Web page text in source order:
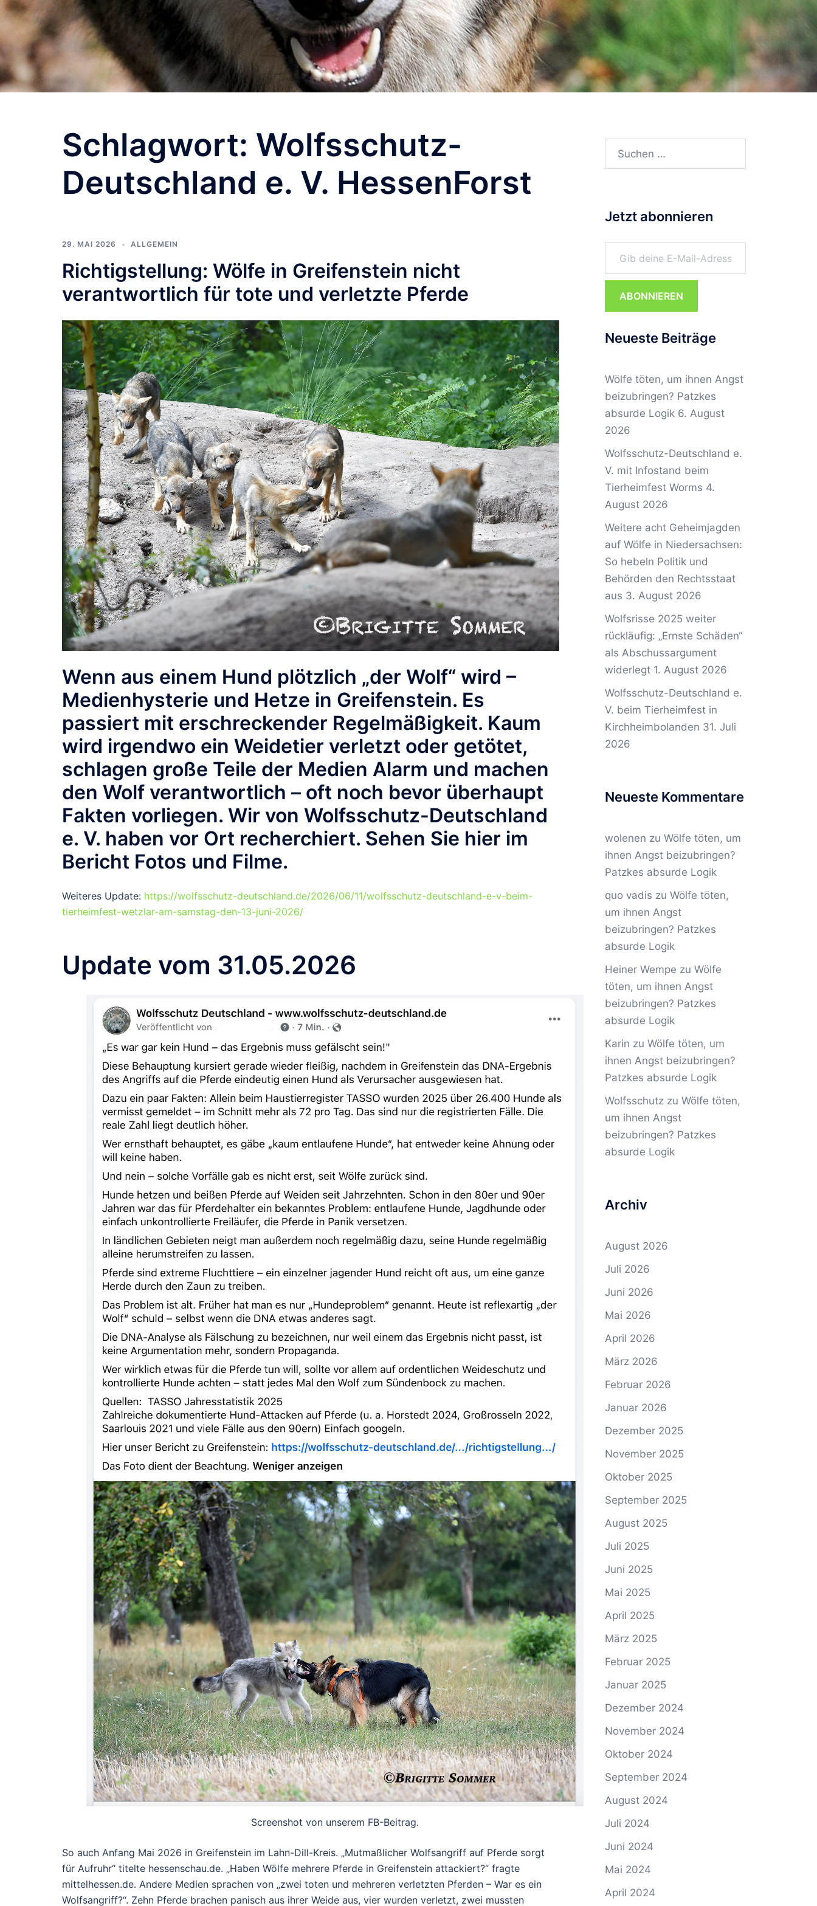
Schlagwort: Wolfsschutz-
Deutschland e. V. HessenForst
29. MAI 2026 ALLGEMEIN
Richtigstellung: Wölfe in Greifenstein nicht
verantwortlich für tote und verletzte Pferde
Wenn aus einem Hund plötzlich „der Wolf“ wird –
Medienhysterie und Hetze in Greifenstein. Es
passiert mit erschreckender Regelmäßigkeit. Kaum
wird irgendwo ein Weidetier verletzt oder getötet,
schlagen große Teile der Medien Alarm und machen
den Wolf verantwortlich – oft noch bevor überhaupt
Fakten vorliegen. Wir von Wolfsschutz-Deutschland
e. V. haben vor Ort recherchiert. Sehen Sie hier im
Bericht Fotos und Filme.
Weiteres Update: https://wolfsschutz-deutschland.de/2026/06/11/wolfsschutz-deutschland-e-v-beim-
tierheimfest-wetzlar-am-samstag-den-13-juni-2026/
Update vom 31.05.2026
Screenshot von unserem FB-Beitrag.
So auch Anfang Mai 2026 in Greifenstein im Lahn-Dill-Kreis. „Mutmaßlicher Wolfsangriff auf Pferde sorgt
für Aufruhr“ titelte hessenschau.de. „Haben Wölfe mehrere Pferde in Greifenstein attackiert?“ fragte
mittelhessen.de. Andere Medien sprachen von „zwei toten und mehreren verletzten Pferden – War es ein
Wolfsangriff?“. Zehn Pferde brachen panisch aus ihrer Weide aus, vier wurden verletzt, zwei mussten
Suchen
Jetzt abonnieren
Gib deine E-Mail-Adresse ein ...
ABONNIEREN
Neueste Beiträge
Wölfe töten, um ihnen Angst
beizubringen? Patzkes
absurde Logik 6. August
2026
Wolfsschutz-Deutschland e.
V. mit Infostand beim
Tierheimfest Worms 4.
August 2026
Weitere acht Geheimjagden
auf Wölfe in Niedersachsen:
So hebeln Politik und
Behörden den Rechtsstaat
aus 3. August 2026
Wolfsrisse 2025 weiter
rückläufig: „Ernste Schäden“
als Abschussargument
widerlegt 1. August 2026
Wolfsschutz-Deutschland e.
V. beim Tierheimfest in
Kirchheimbolanden 31. Juli
2026
Neueste Kommentare
wolenen zu Wölfe töten, um
ihnen Angst beizubringen?
Patzkes absurde Logik
quo vadis zu Wölfe töten,
um ihnen Angst
beizubringen? Patzkes
absurde Logik
Heiner Wempe zu Wölfe
töten, um ihnen Angst
beizubringen? Patzkes
absurde Logik
Karin zu Wölfe töten, um
ihnen Angst beizubringen?
Patzkes absurde Logik
Wolfsschutzzu Wölfe töten,
um ihnen Angst
beizubringen? Patzkes
absurde Logik
Archiv
August 2026
Juli 2026
Juni 2026
Mai 2026
April 2026
März 2026
Februar 2026
Januar 2026
Dezember 2025
November 2025
Oktober 2025
September 2025
August 2025
Juli 2025
Juni 2025
Mai 2025
April 2025
März 2025
Februar 2025
Januar 2025
Dezember 2024
November 2024
Oktober 2024
September 2024
August 2024
Juli 2024
Juni 2024
Mai 2024
April 2024